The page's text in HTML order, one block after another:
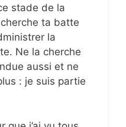
stade de la
ta batte
la
Ne la cherche
aussi et ne
: je suis partie